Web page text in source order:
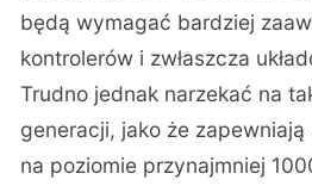
będą wymagać bardziej
kontrolerów i zwłaszcza
Trudno jednak narzekać na
generacji, jako że
na poziomie przynajmniej